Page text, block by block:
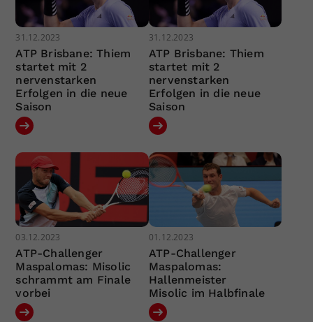
31.12.2023
ATP Brisbane: Thiem
startet mit 2
nervenstarken
Erfolgen in die neue
Saison
31.12.2023
ATP Brisbane: Thiem
startet mit 2
nervenstarken
Erfolgen in die neue
Saison
03.12.2023
ATP-Challenger
Maspalomas: Misolic
schrammt am Finale
vorbei
01.12.2023
ATP-Challenger
Maspalomas:
Hallenmeister
Misolic im Halbfinale